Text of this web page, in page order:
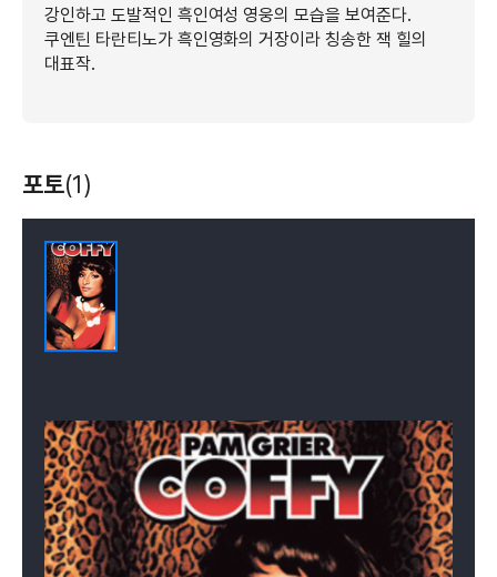
강인하고 도발적인 흑인여성 영웅의 모습을 보여준다.
쿠엔틴 타란티노가 흑인영화의 거장이라 칭송한 잭 힐의
대표작.
포토(1)